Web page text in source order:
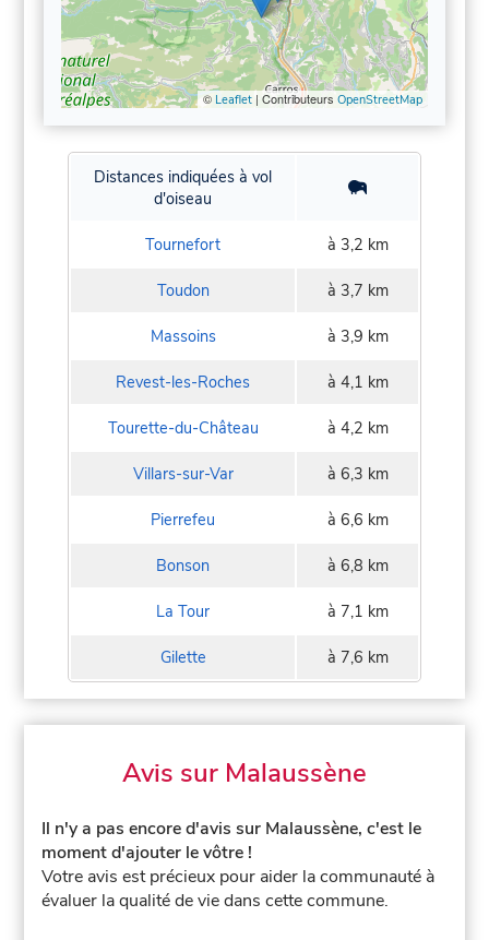
© Leaflet| Contributeurs OpenStreetMap
Distances indiquées à vol
d'oiseau
Tournefort à 3,2 km
Toudon à 3,7 km
Massoins à 3,9 km
Revest-les-Roches à 4,1 km
Tourette-du-Château à 4,2 km
Villars-sur-Var à 6,3 km
Pierrefeu à 6,6 km
Bonson à 6,8 km
La Tour à 7,1 km
Gilette à 7,6 km
Avis sur Malaussène
Il n'y a pas encore d'avis sur Malaussène, c'est le
moment d'ajouter le vôtre !
Votre avis est précieux pour aider la communauté à
évaluer la qualité de vie dans cette commune.